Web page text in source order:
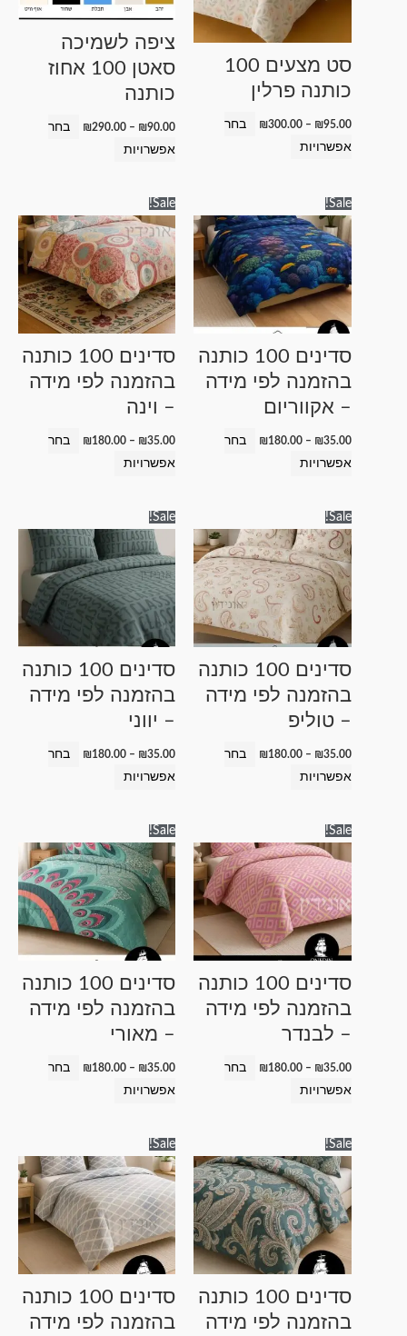
סט מצעים 100
כותנה פרלין
₪95.00
–
₪300.00
בחר
אפשרויות
ניתן
את
האפשרויות
ציפה לשמיכה
סאטן 100 אחוז
כותנה
₪90.00
–
₪290.00
בחר
אפשרויות
לבחור
את
Sale!
סדינים 100 כותנה
בהזמנה לפי מידה
– אקווריום
₪35.00
–
₪180.00
מחירים:
⁦₪35.00⁩
עד
⁦₪180.00⁩
בחר
אפשרויות
זה
יש
מספר
סוגים.
ניתן
את
האפשרויות
בעמוד
Sale!
סדינים 100 כותנה
בהזמנה לפי מידה
– וינה
₪35.00
–
₪180.00
מחירים:
⁦₪35.00⁩
עד
⁦₪180.00⁩
בחר
אפשרויות
זה
יש
מספר
סוגים.
ניתן
את
האפשרויות
Sale!
סדינים 100 כותנה
בהזמנה לפי מידה
– טוליפ
₪35.00
–
₪180.00
מחירים:
⁦₪35.00⁩
עד
⁦₪180.00⁩
בחר
אפשרויות
זה
יש
מספר
סוגים.
ניתן
את
האפשרויות
בעמוד
Sale!
סדינים 100 כותנה
בהזמנה לפי מידה
– יווני
₪35.00
–
₪180.00
מחירים:
עד
⁦₪180.00⁩
בחר
אפשרויות
זה
יש
מספר
סוגים.
את
האפשרויות
Sale!
סדינים 100 כותנה
בהזמנה לפי מידה
– לבנדר
₪35.00
–
₪180.00
מחירים:
⁦₪35.00⁩
עד
⁦₪180.00⁩
בחר
אפשרויות
זה
יש
מספר
סוגים.
ניתן
את
האפשרויות
בעמוד
Sale!
סדינים 100 כותנה
בהזמנה לפי מידה
– מאורי
₪35.00
–
₪180.00
מחירים:
⁦₪35.00⁩
עד
⁦₪180.00⁩
בחר
אפשרויות
זה
יש
מספר
סוגים.
ניתן
את
האפשרויות
בעמוד
Sale!
סדינים 100 כותנה
בהזמנה לפי מידה
מחירים:
⁦₪35.00⁩
עד
⁦₪180.00⁩
זה
יש
מספר
סוגים.
ניתן
את
האפשרויות
Sale!
סדינים 100 כותנה
בהזמנה לפי מידה
מחירים:
⁦₪35.00⁩
עד
זה
יש
מספר
סוגים.
ניתן
את
האפשרויות